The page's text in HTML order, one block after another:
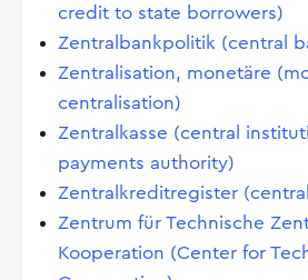
credit to state borrowers)
Zentralbankpolitik (central
Zentralisation, monetäre
centralisation)
Zentralkasse (central
payments authority)
Zentralkreditregister
Zentrum für Technische
Kooperation (Center for